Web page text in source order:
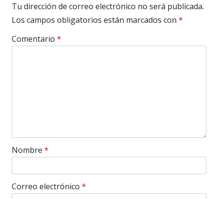
Tu dirección de correo electrónico no será publicada.
Los campos obligatorios están marcados con *
Comentario *
Nombre *
Correo electrónico *